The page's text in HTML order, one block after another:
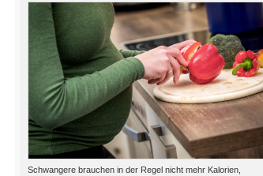
Schwangere brauchen in der Regel nicht mehr Kalorien,